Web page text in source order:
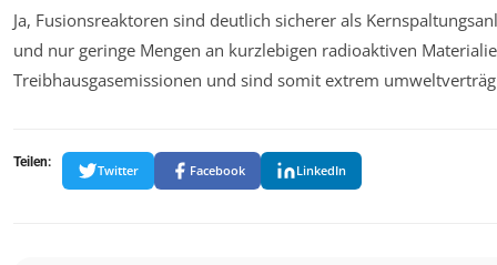
Ja, Fusionsreaktoren sind deutlich sicherer als
und nur geringe Mengen an kurzlebigen radioaktiven
Treibhausgasemissionen und sind somit extrem
Teilen:
Twitter Facebook LinkedIn